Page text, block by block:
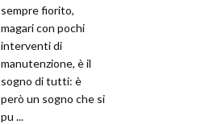
sempre fiorito,
magari con pochi
interventi di
manutenzione, è il
sogno di tutti: è
però un sogno che si
pu ...